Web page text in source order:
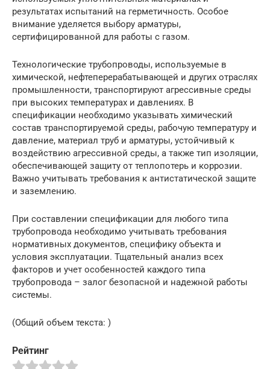
результатах испытаний на герметичность. Особое
внимание уделяется выбору арматуры,
сертифицированной для работы с газом.
Технологические трубопроводы, используемые в
химической, нефтеперерабатывающей и других отраслях
промышленности, транспортируют агрессивные среды
при высоких температурах и давлениях. В
спецификации необходимо указывать химический
состав транспортируемой среды, рабочую температуру и
давление, материал труб и арматуры, устойчивый к
воздействию агрессивной среды, а также тип изоляции,
обеспечивающей защиту от теплопотерь и коррозии.
Важно учитывать требования к антистатической защите
и заземлению.
При составлении спецификации для любого типа
трубопровода необходимо учитывать требования
нормативных документов, специфику объекта и
условия эксплуатации. Тщательный анализ всех
факторов и учет особенностей каждого типа
трубопровода – залог безопасной и надежной работы
системы.
(Общий объем текста: )
Рейтинг